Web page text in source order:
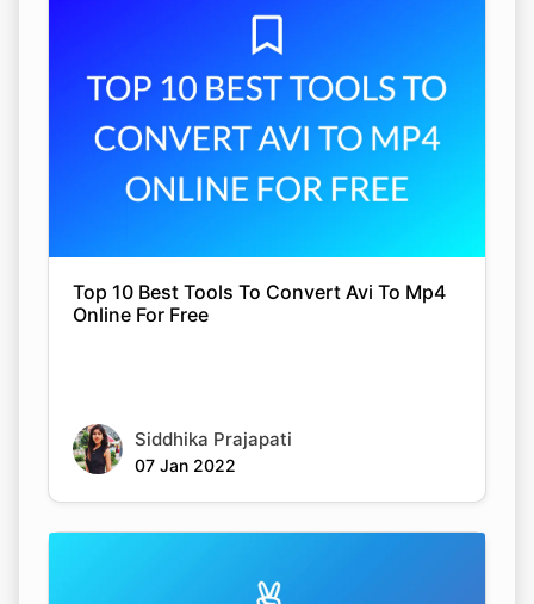
Top 10 Best Tools To Convert Avi To Mp4
Online For Free
Siddhika Prajapati
07 Jan 2022